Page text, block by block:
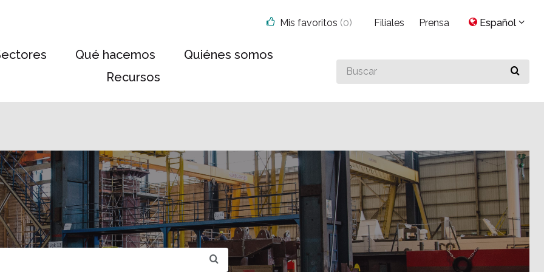
Qué hacemos
Quiénes somos
Recursos
Buscar
algo
Mis favoritos (0) Filiales Prensa Español